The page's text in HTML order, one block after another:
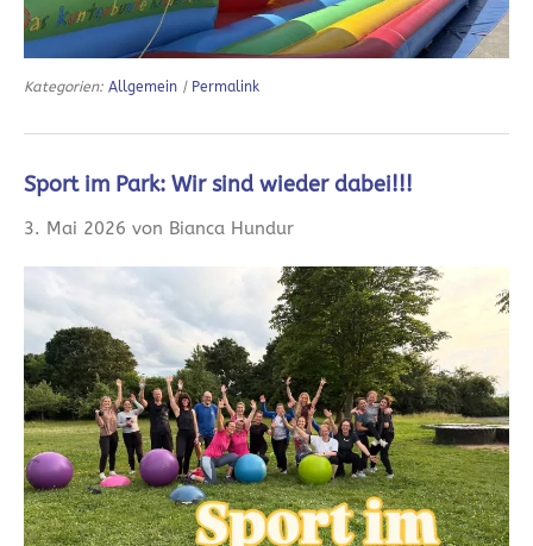
Kategorien: Allgemein | Permalink
Sport im Park: Wir sind wieder dabei!!!
3. Mai 2026 von Bianca Hundur